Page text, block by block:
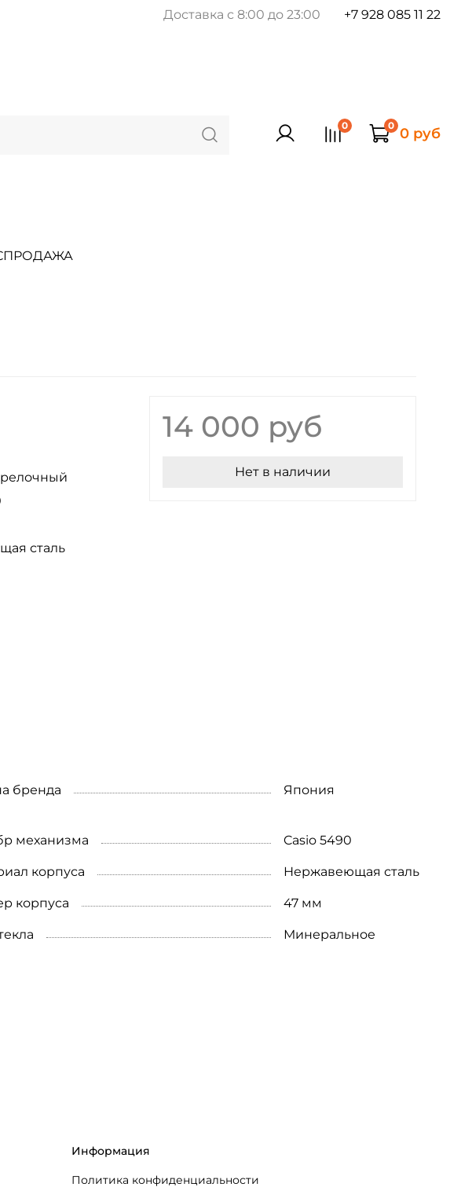
Доставка с 8:00 до 23:00 +7 928 085 11 22
0 0 0 руб
сталь
14 000 руб
Нет в наличии
бренда Япония
механизма Casio 5490
корпуса Нержавеющая сталь
корпуса 47 мм
Минеральное
Информация
Политика конфиденциальности